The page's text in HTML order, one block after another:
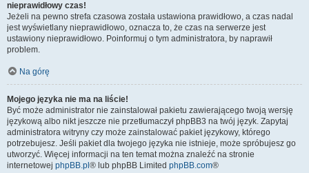
nieprawidłowy czas!
Jeżeli na pewno strefa czasowa została ustawiona prawidłowo, a czas nadal
jest wyświetlany nieprawidłowo, oznacza to, że czas na serwerze jest
ustawiony nieprawidłowo. Poinformuj o tym administratora, by naprawił
problem.
Na górę
Mojego języka nie ma na liście!
Być może administrator nie zainstalował pakietu zawierającego twoją wersję
językową albo nikt jeszcze nie przetłumaczył phpBB3 na twój język. Zapytaj
administratora witryny czy może zainstalować pakiet językowy, którego
potrzebujesz. Jeśli pakiet dla twojego języka nie istnieje, może spróbujesz go
utworzyć. Więcej informacji na ten temat można znaleźć na stronie
internetowej phpBB.pl ® lub phpBB Limited phpBB.com®